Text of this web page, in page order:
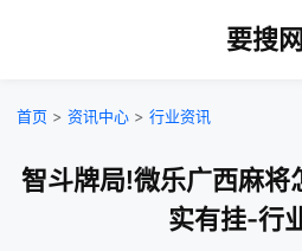
要搜网
首页 > 资讯中心 > 行业资讯
智斗牌局!微乐广西麻将
实有挂-行